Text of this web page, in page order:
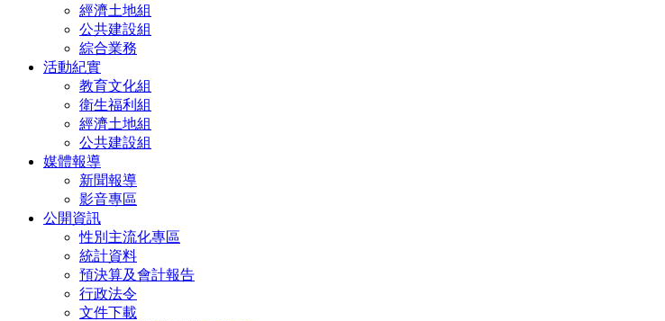
經濟土地組
公共建設組
綜合業務
活動紀實
教育文化組
衛生福利組
經濟土地組
公共建設組
媒體報導
新聞報導
影音專區
公開資訊
性別主流化專區
統計資料
預決算及會計報告
行政法令
文件下載